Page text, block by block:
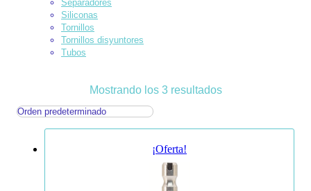
Separadores
Siliconas
Tornillos
Tornillos disyuntores
Tubos
Mostrando los 3 resultados
¡Oferta!